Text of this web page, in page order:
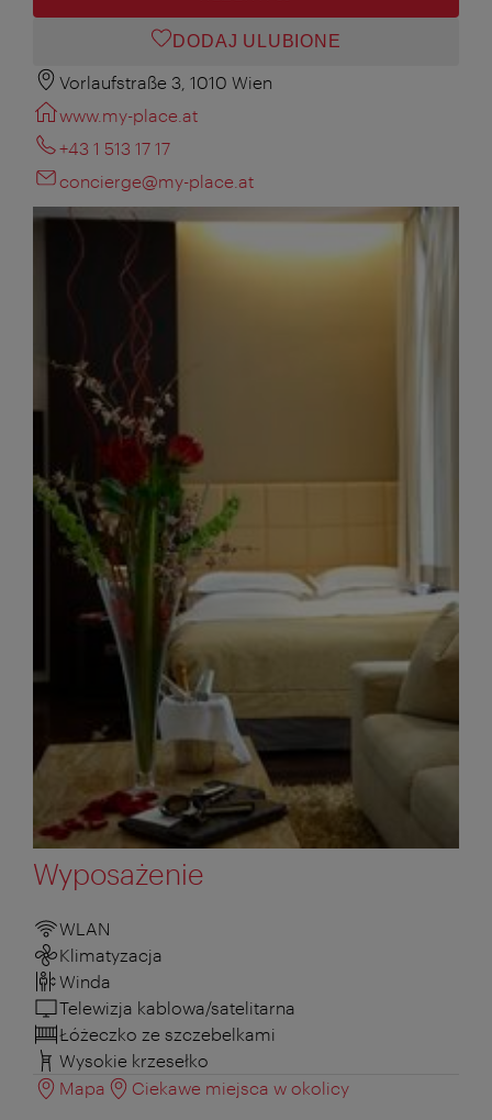
DODAJ ULUBIONE
Vorlaufstraße 3, 1010 Wien
www.my-place.at
+43 1 513 17 17
concierge@my-place.at
Wyposażenie
WLAN
Klimatyzacja
Winda
Telewizja kablowa/satelitarna
Łóżeczko ze szczebelkami
Wysokie krzesełko
Mapa
Ciekawe miejsca w okolicy